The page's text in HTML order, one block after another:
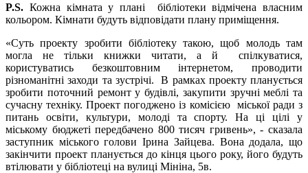
P.S. Кожна кімната у плані бібліотеки відмічена власним
кольором. Кімнати будуть відповідати плану приміщення.
«Суть проекту зробити бібліотеку такою, щоб молодь там
могла не тільки книжки читати, а й спілкуватися,
користуватись безкоштовним інтернетом, проводити
різноманітні заходи та зустрічі. В рамках проекту планується
зробити поточний ремонт у будівлі, закупити зручні меблі та
сучасну техніку. Проект погоджено із комісією міської ради з
питань освіти, культури, молоді та спорту. На ці цілі у
міському бюджеті передбачено 800 тисяч гривень», - сказала
заступник міського голови Ірина Зайцева. Вона додала, що
закінчити проект планується до кінця цього року, його будуть
втілювати у бібліотеці на вулиці Мініна, 5в.